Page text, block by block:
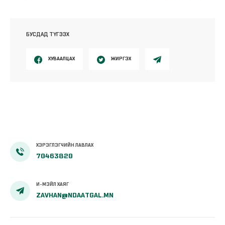
БУСДАД ТҮГЭЭХ
ХУВААЛЦАХ ЖИРГЭХ
ХЭРЭГЛЭГЧИЙН ЛАВЛАХ
70463820
И-МЭЙЛ ХАЯГ
ZAVHAN@NDAATGAL.MN